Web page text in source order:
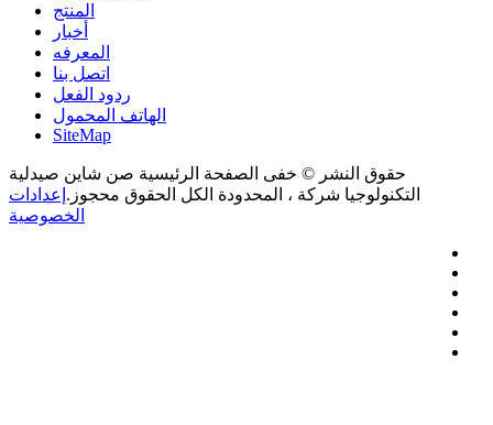
المنتج
أخبار
المعرفه
اتصل بنا
ردود الفعل
الهاتف المحمول
SiteMap
حقوق النشر © خفى الصفحة الرئيسية صن شاين صيدلية
التكنولوجيا شركة ، المحدودة الكل الحقوق محجوز. إعدادات
الخصوصية